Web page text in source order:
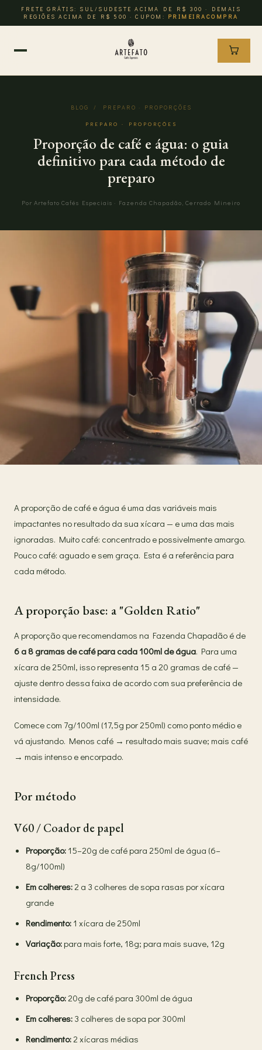
FRETE GRÁTIS: SUL/SUDESTE ACIMA DE R$ 300 · DEMAIS
REGIÕES ACIMA DE R$ 500 · CUPOM: PRIMEIRACOMPRA
BLOG / PREPARO · PROPORÇÕES
PREPARO · PROPORÇÕES
Proporção de café e água: o guia
definitivo para cada método de
preparo
Por Artefato Cafés Especiais · Fazenda Chapadão, Cerrado Mineiro
A proporção de café e água é uma das variáveis mais
impactantes no resultado da sua xícara — e uma das mais
ignoradas. Muito café: concentrado e possivelmente amargo.
Pouco café: aguado e sem graça. Esta é a referência para
cada método.
A proporção base: a "Golden Ratio"
A proporção que recomendamos na Fazenda Chapadão é de
6 a 8 gramas de café para cada 100ml de água. Para uma
xícara de 250ml, isso representa 15 a 20 gramas de café —
ajuste dentro dessa faixa de acordo com sua preferência de
intensidade.
Comece com 7g/100ml (17,5g por 250ml) como ponto médio e
vá ajustando. Menos café → resultado mais suave; mais café
→ mais intenso e encorpado.
Por método
V60 / Coador de papel
Proporção: 15–20g de café para 250ml de água (6–
8g/100ml)
Em colheres: 2 a 3 colheres de sopa rasas por xícara
grande
Rendimento: 1 xícara de 250ml
Variação: para mais forte, 18g; para mais suave, 12g
French Press
Proporção: 20g de café para 300ml de água
Em colheres: 3 colheres de sopa por 300ml
Rendimento: 2 xícaras médias